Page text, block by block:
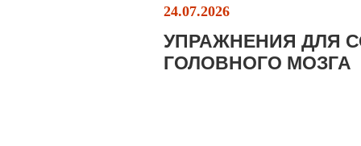
24.07.2026
УПРАЖНЕНИЯ ДЛЯ
ГОЛОВНОГО МОЗГА